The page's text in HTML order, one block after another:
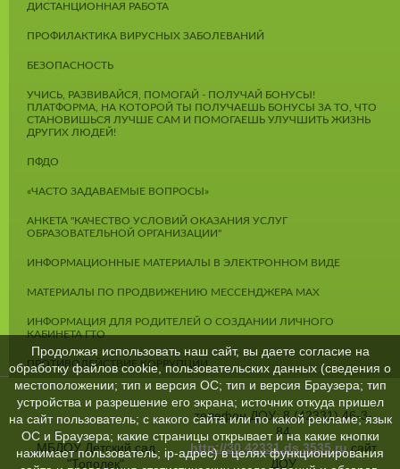
ДИСТАНЦИОННАЯ РАБОТА
ПРОФИЛАКТИКА ВИРУСНЫХ ЗАБОЛЕВАНИЙ
БЕЗОПАСНОСТЬ
УЧИСЬ, РАЗВИВАЙСЯ, ПОМОГАЙ - ПОЛУЧАЙ БОНУСЫ!
ПЛАТФОРМА, НА КОТОРОЙ ТЫ ПОЛУЧАЕШЬ БОНУСЫ ЗА ТО, ЧТО
СТАНОВИШЬСЯ ЛУЧШЕ САМ И ПОМОГАЕШЬ УЛУЧШИТЬ ЖИЗНЬ
ДРУГИХ ЛЮДЕЙ!
ПФДО
«ЧАСТО ЗАДАВАЕМЫЕ ВОПРОСЫ»
АНКЕТА "КАЧЕСТВО УСЛОВИЙ ОКАЗАНИЯ УСЛУГ
ОБРАЗОВАТЕЛЬНОЙ ОРГАНИЗАЦИИ"
ИНФОРМАЦИОННЫЕ МАТЕРИАЛЫ В ЭЛЕКТРОННОМ ВИДЕ
МАТЕРИАЛЫ ПО ПРОДВИЖЕНИЮ МЕССЕНДЖЕРА MAX
ИНФОРМАЦИЯ ДЛЯ РОДИТЕЛЕЙ О СОЗДАНИИ ЛИЧНОГО
КАБИНЕТА ГТО
ПРОТИВОДЕЙСТВИЕ КОРРУПЦИИ
МБДОУ Детский сад
"Тополек"
телефон ДОУ: 8 (42331) 46-3-
84
http://30.42331.ds.3535.ru сайт
ДОУ
Продолжая использовать наш сайт, вы даете согласие на
обработку файлов cookie, пользовательских данных (сведения о
местоположении; тип и версия ОС; тип и версия Браузера; тип
устройства и разрешение его экрана; источник откуда пришел
на сайт пользователь; с какого сайта или по какой рекламе; язык
ОС и Браузера; какие страницы открывает и на какие кнопки
нажимает пользователь; ip-адрес) в целях функционирования